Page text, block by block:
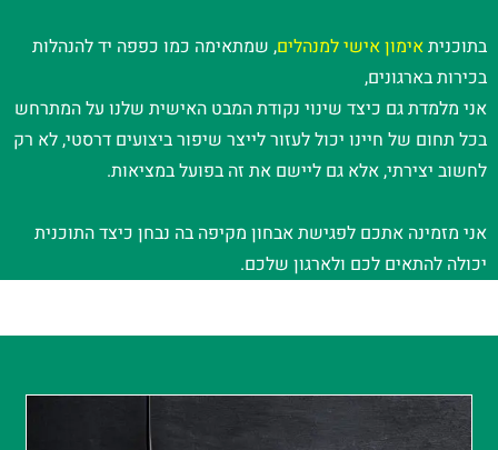
בתוכניתאימון אישי למנהלים, שמתאימה כמו כפפה יד להנהלות
בכירות בארגונים,
אני מלמדת גם כיצד שינוי נקודת המבט האישית שלנו על המתרחש
בכל תחום של חיינו יכול לעזור לייצר שיפור ביצועים דרסטי, לא רק
לחשוב יצירתי, אלא גם ליישם את זה בפועל במציאות.
אני מזמינה אתכם לפגישת אבחון מקיפה בה נבחן כיצד התוכנית
יכולה להתאים לכם ולארגון שלכם.